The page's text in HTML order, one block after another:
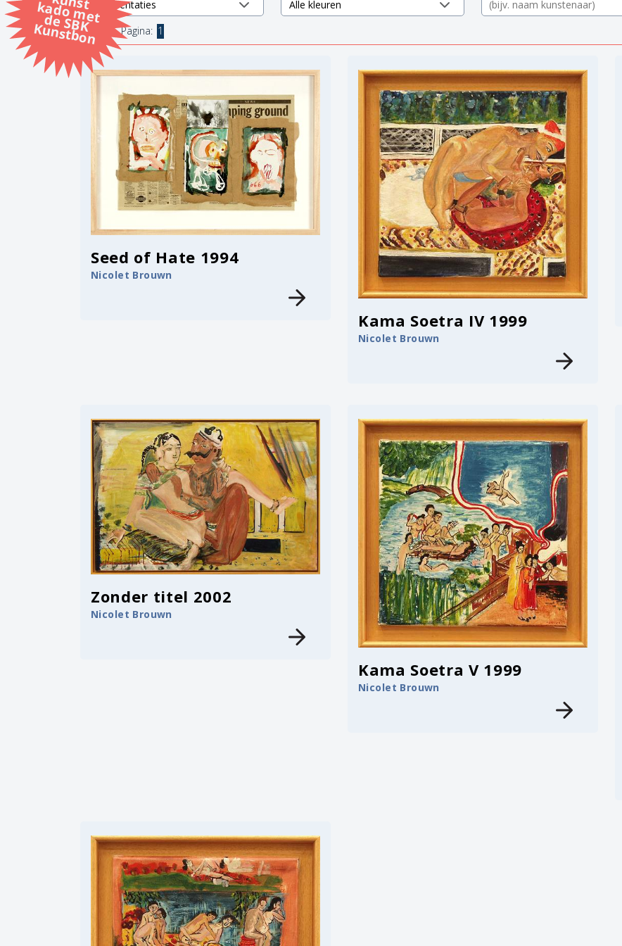
k
d
K7 items. Pagina: 1
Seed of Hate 1994
Nicolet Brouwn
Kama Soetra IV 1999
Nicolet Brouwn
Zonder titel 2002
Nicolet Brouwn
Kama Soetra V 1999
Nicolet Brouwn